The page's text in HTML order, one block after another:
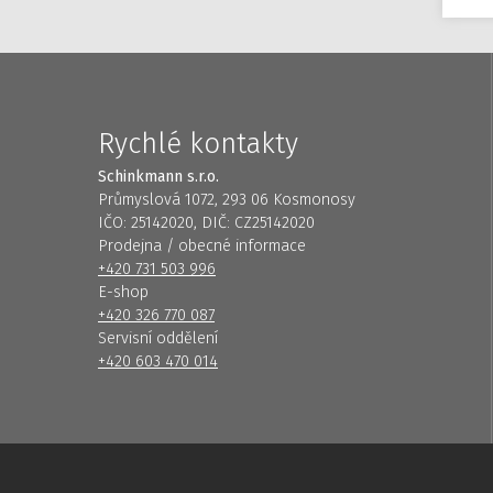
Rychlé kontakty
Schinkmann s.r.o.
Průmyslová 1072, 293 06 Kosmonosy
IČO: 25142020, DIČ: CZ25142020
Prodejna / obecné informace
+420 731 503 996
E-shop
+420 326 770 087
Servisní oddělení
+420 603 470 014